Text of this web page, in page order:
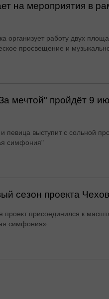
на мероприятия в
организует работу двух
просвещение и
мечтой" пройдёт 9
и певица выступит с сольной
симфония"
сезон проекта
проект присоединился к
симфония»